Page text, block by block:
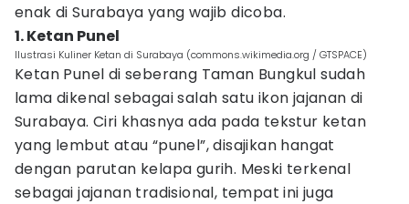
enak di Surabaya yang wajib dicoba.
1. Ketan Punel
Ilustrasi Kuliner Ketan di Surabaya (commons.wikimedia.org / GTSPACE)
Ketan Punel di seberang Taman Bungkul sudah
lama dikenal sebagai salah satu ikon jajanan di
Surabaya. Ciri khasnya ada pada tekstur ketan
yang lembut atau “punel”, disajikan hangat
dengan parutan kelapa gurih. Meski terkenal
sebagai jajanan tradisional, tempat ini juga